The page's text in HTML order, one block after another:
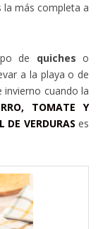
la más completa a
de quiches o
a la playa o de
cuando la
TOMATE Y
DE VERDURAS es